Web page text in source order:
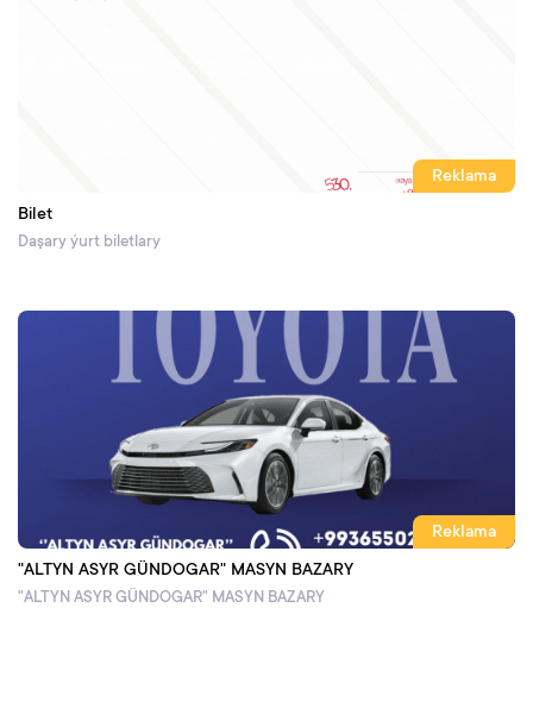
Reklama
Bilet
Daşary ýurt biletlary
Reklama
"ALTYN ASYR GÜNDOGAR" MASYN BAZARY
"ALTYN ASYR GÜNDOGAR" MASYN BAZARY